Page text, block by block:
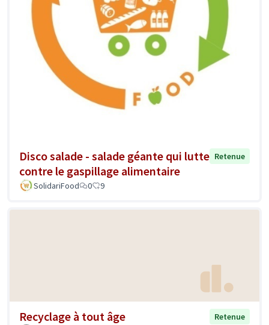
Disco salade - salade géante qui lutte
contre le gaspillage alimentaire
Retenue
SolidariFood 0 9
Recyclage à tout âge
Retenue